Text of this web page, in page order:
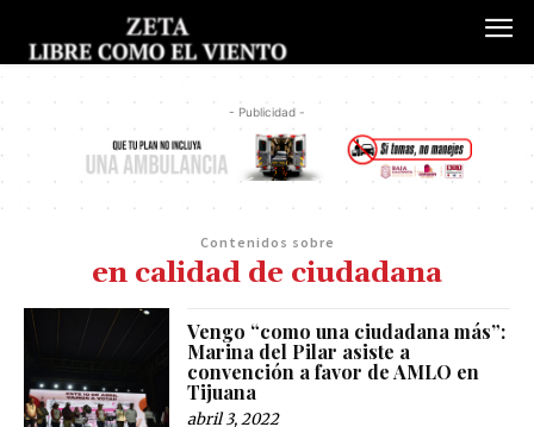
- Publicidad -
Contenidos sobre
en calidad de ciudadana
Vengo “como una ciudadana más”:
Marina del Pilar asiste a
convención a favor de AMLO en
Tijuana
abril 3, 2022